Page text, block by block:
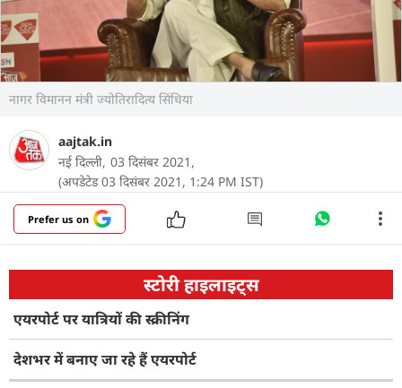
नागर विमानन मंत्री ज्योतिरादित्य सिंधिया
aajtak.in
नई दिल्ली, 03 दिसंबर 2021,
(अपडेटेड 03 दिसंबर 2021, 1:24 PM IST)
Prefer us on
स्टोरी हाइलाइट्स
एयरपोर्ट पर यात्रियों की स्क्रीनिंग
देशभर में बनाए जा रहे हैं एयरपोर्ट